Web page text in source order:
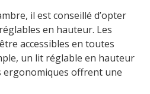
il est conseillé d’opter
en hauteur. Les
accessibles en toutes
un lit réglable en hauteur
ergonomiques offrent une